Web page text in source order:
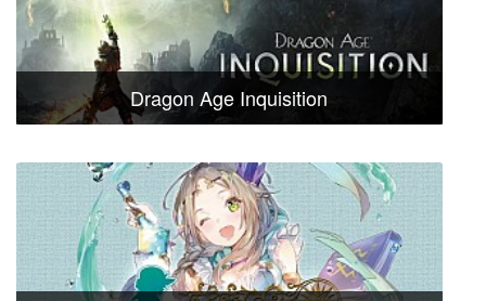
Dragon Age Inquisition